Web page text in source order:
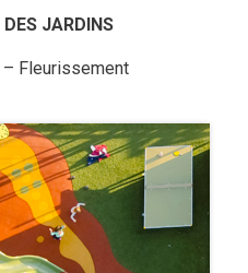
DES JARDINS
– Fleurissement